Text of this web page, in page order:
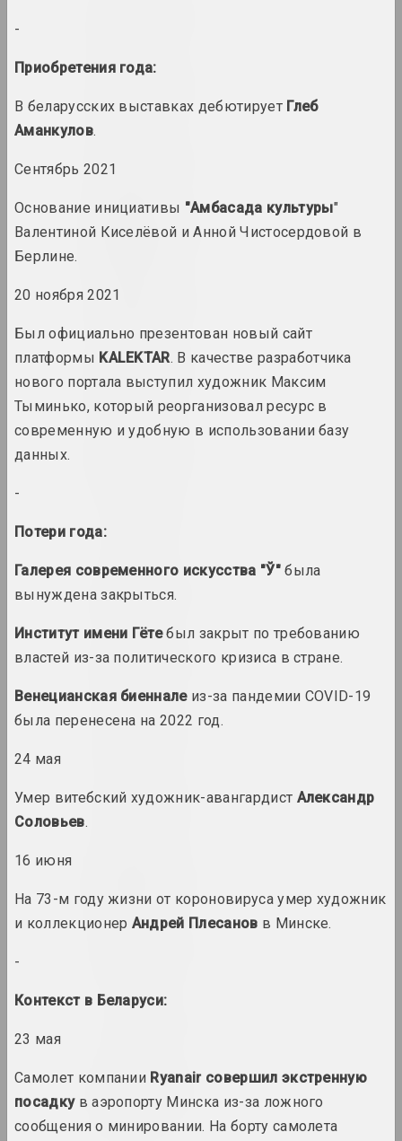
итоги года
1988 год
1990 год
итоги года
1990-е
1992 год
итоги года
1993 год
1994 год
1995 год
1999 год
итоги года
-
Приобретения года:
В беларусских выставках дебютирует Глеб
Аманкулов.
Сентябрь 2021
Основание инициативы "Амбасада культуры"
Валентиной Киселёвой и Анной Чистосердовой в
Берлине.
20 ноября 2021
Был официально презентован новый сайт
платформы KALEKTAR. В качестве разработчика
нового портала выступил художник Максим
Тыминько, который реорганизовал ресурс в
современную и удобную в использовании базу
данных.
-
Потери года:
Галерея современного искусства "Ў"была
вынуждена закрыться.
Институт имени Гётебыл закрыт по требованию
властей из-за политического кризиса в стране.
Венецианская биенналеиз-за пандемии COVID-19
была перенесена на 2022 год.
24 мая
Умер витебский художник-авангардист Александр
Соловьев.
16 июня
На 73-м году жизни от короновируса умер художник
и коллекционер Андрей Плесанов в Минске.
-
Контекст в Беларуси:
23 мая
Самолет компании Ryanair совершил экстренную
посадкув аэропорту Минска из-за ложного
сообщения о минировании. На борту самолета